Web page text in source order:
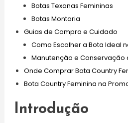
Botas Texanas Femininas
Botas Montaria
Guias de Compra e Cuidado
Como Escolher a Bota Ideal
Manutenção e Conservação
Onde Comprar Bota Country
Bota Country Feminina na
Introdução